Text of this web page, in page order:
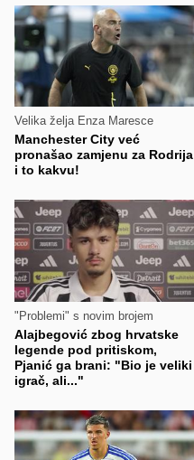
Velika želja Enza Maresce
Manchester City već
pronašao zamjenu za Rodrija
i to kakvu!
"Problemi" s novim brojem
Alajbegović zbog hrvatske
legende pod pritiskom,
Pjanić ga brani: "Bio je veliki
igrač, ali..."